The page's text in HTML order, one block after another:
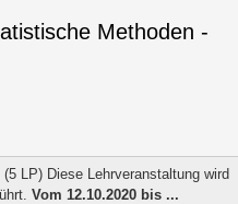
Methoden -
(5 LP) Diese Lehrveranstaltung wird
Vom 12.10.2020 bis ...